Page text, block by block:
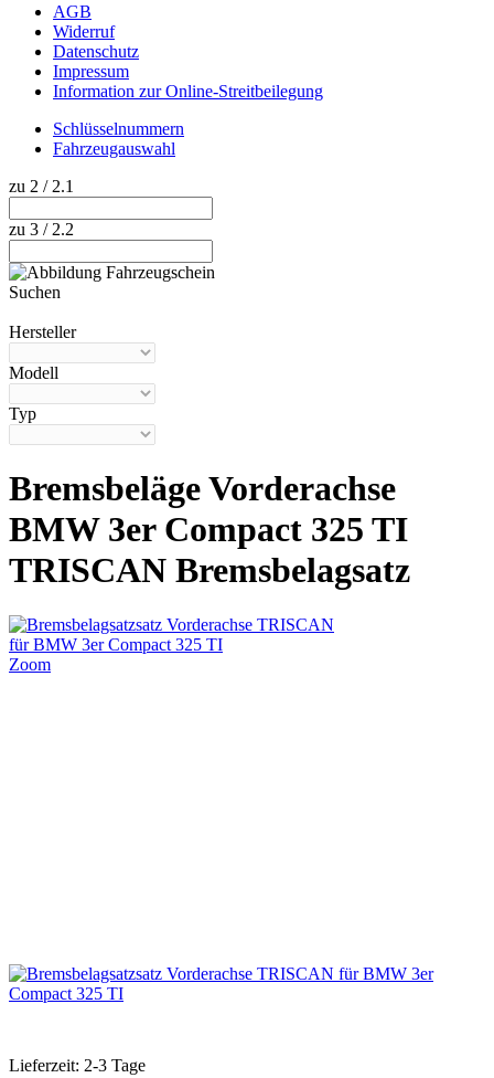
AGB
Widerruf
Datenschutz
Impressum
Information zur Online-Streitbeilegung
Schlüsselnummern
Fahrzeugauswahl
zu 2 / 2.1
zu 3 / 2.2
Suchen
Hersteller
Modell
Typ
Bremsbeläge Vorderachse
BMW 3er Compact 325 TI
TRISCAN Bremsbelagsatz
Zoom
Lieferzeit: 2-3 Tage